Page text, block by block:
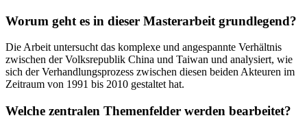
Worum geht es in dieser Masterarbeit grundlegend?
Die Arbeit untersucht das komplexe und angespannte Verhältnis
zwischen der Volksrepublik China und Taiwan und analysiert, wie
sich der Verhandlungsprozess zwischen diesen beiden Akteuren im
Zeitraum von 1991 bis 2010 gestaltet hat.
Welche zentralen Themenfelder werden bearbeitet?